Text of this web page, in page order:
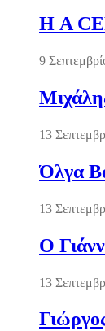
Η A
9
13
Όλγα
13
Ο
13